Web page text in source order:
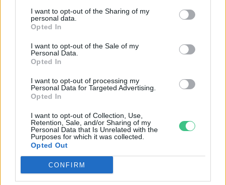
I want to opt-out of the Sharing of my
personal data.
Opted In
I want to opt-out of the Sale of my
Personal Data.
Opted In
I want to opt-out of processing my
Personal Data for Targeted Advertising.
Opted In
I want to opt-out of Collection, Use,
Retention, Sale, and/or Sharing of my
Personal Data that Is Unrelated with the
Purposes for which it was collected.
Opted Out
CONFIRM
Aszteroidák, üstökösök,
meteoritok – Elpusztíthatnak
Cseh Orsolya
A neandervölgyi ember láthatta
utoljára ezt az üstököst
Greendex Szemle
Keresztül száguld a